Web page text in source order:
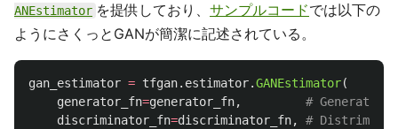
ANEstimator を提供しており、 サンプルコードでは以下の
ようにさくっとGANが簡潔に記述されている。
gan_estimator = tfgan. estimator.GANEstimator(
generator_fn=generator_fn,
discriminator_fn=discriminator_fn,